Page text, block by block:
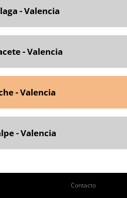
- Valencia
- Valencia
- Valencia
- Valencia
Contacto